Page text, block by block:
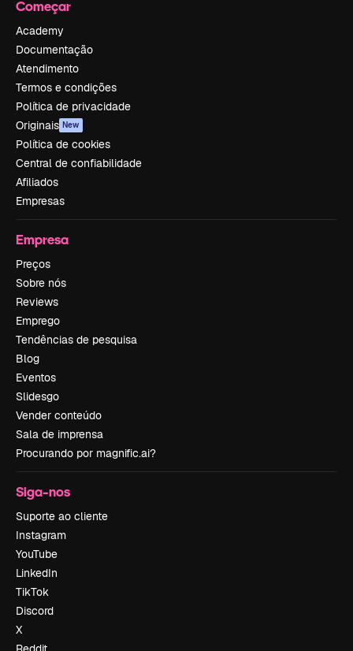
Começar
Academy
Documentação
Atendimento
Termos e condições
Política de privacidade
Originais New
Política de cookies
Central de confiabilidade
Afiliados
Empresas
Empresa
Preços
Sobre nós
Reviews
Emprego
Tendências de pesquisa
Blog
Eventos
Slidesgo
Vender conteúdo
Sala de imprensa
Procurando por magnific.ai?
Siga-nos
Suporte ao cliente
Instagram
YouTube
LinkedIn
TikTok
Discord
X